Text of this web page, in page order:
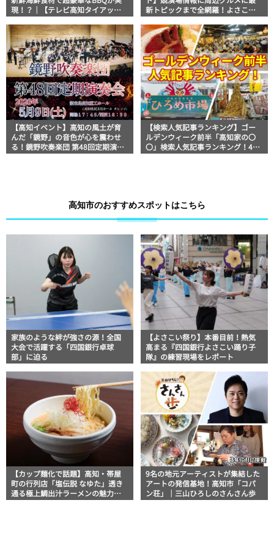
現！？｜【テレビ高知タイアップ
く！
新トピックまで全網羅！よさこい
全版
【高知イベント】高知の風土が育
んだ「鏡野」の音色が心を震わせ
る！鏡野吹奏楽団 第48回定期演奏
【検索人気記事ランキング】ゴー
ルデンウィーク前半「高知家の〇
〇」検索人気記事ランキング！4月
高知市のおすすめスポットはこちら
家族のような絆が強さの源！全国
大会で活躍する「四国銀行卓球
部」に迫る
【よさこい祭り】本番目前！熱気
高まる『四国銀行よさこい踊り子
隊』の練習現場をレポート
【カップ麺化で話題】高知・帯屋
町の行列店「塩伝説 なゆた」透き
通る極上鯛出汁ラーメンの魅力を
9名の地元アーティストが集結した
アートの発信基地！高知市「コパ
ン荘」｜三山ひろしのさんさん歩